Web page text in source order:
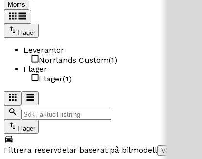
Moms
I lager
Leverantör
Norrlands Custom(1)
I lager
I lager(1)
I lager
Filtrera reservdelar baserat på bilmodell Välj bilmodell